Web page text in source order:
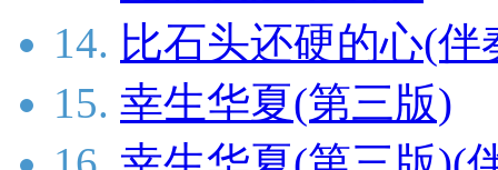
14. 比石头还硬的心(伴
15. 幸生华夏(第三版)